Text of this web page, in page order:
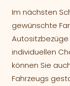
Im nächsten
gewünschte
Autositzbezüge
individuellen
können Sie
Fahrzeugs